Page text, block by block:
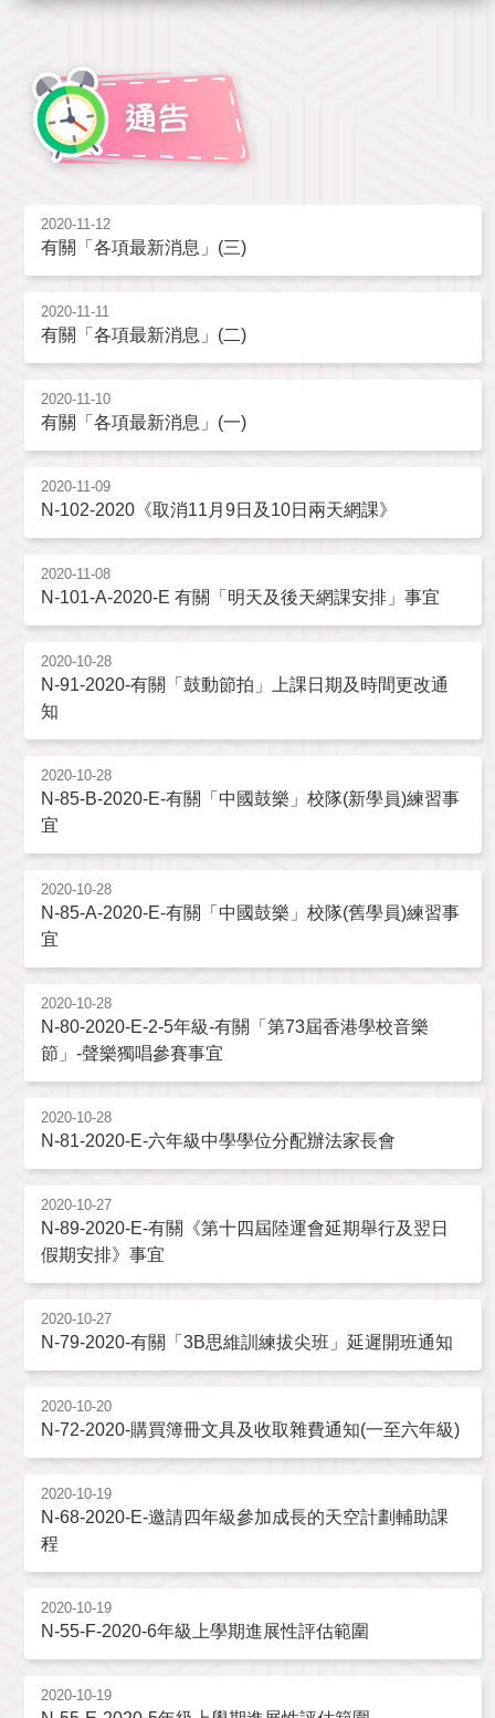
2020-11-12
有關「各項最新消息」(三)
2020-11-11
有關「各項最新消息」(二)
2020-11-10
有關「各項最新消息」(一)
2020-11-09
N-102-2020《取消11月9日及10日兩天網課》
2020-11-08
N-101-A-2020-E 有關「明天及後天網課安排」事宜
2020-10-28
N-91-2020-有關「鼓動節拍」上課日期及時間更改通
知
2020-10-28
N-85-B-2020-E-有關「中國鼓樂」校隊(新學員)練習事
宜
2020-10-28
N-85-A-2020-E-有關「中國鼓樂」校隊(舊學員)練習事
宜
2020-10-28
N-80-2020-E-2-5年級-有關「第73屆香港學校音樂
節」-聲樂獨唱參賽事宜
2020-10-28
N-81-2020-E-六年級中學學位分配辦法家長會
2020-10-27
N-89-2020-E-有關《第十四屆陸運會延期舉行及翌日
假期安排》事宜
2020-10-27
N-79-2020-有關「3B思維訓練拔尖班」延遲開班通知
2020-10-20
N-72-2020-購買簿冊文具及收取雜費通知(一至六年級)
2020-10-19
N-68-2020-E-邀請四年級參加成長的天空計劃輔助課
程
2020-10-19
N-55-F-2020-6年級上學期進展性評估範圍
2020-10-19